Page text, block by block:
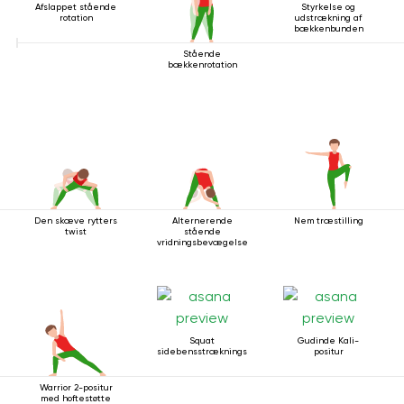
Afslappet stående
rotation
Stående
bækkenrotation
Styrkelse og
udstrækning af
bækkenbunden
Den skæve rytters
twist
Alternerende
stående
vridningsbevægelse
Nem træstilling
Warrior 2-positur
med hoftestøtte
Squat
sidebensstrækningsstilling
Gudinde Kali-
positur